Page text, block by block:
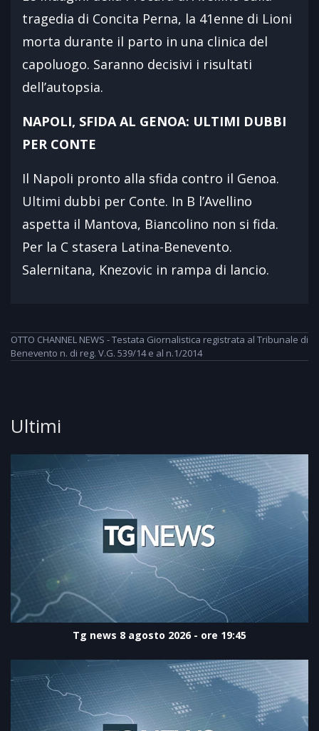
tragedia di Concita Perna, la 41enne di Lioni
morta durante il parto in una clinica del
capoluogo. Saranno decisivi i risultati
dell’autopsia.
NAPOLI, SFIDA AL GENOA: ULTIMI DUBBI
PER CONTE
Il Napoli pronto alla sfida contro il Genoa.
Ultimi dubbi per Conte. In B l’Avellino
aspetta il Mantova, Biancolino non si fida.
Per la C stasera Latina-Benevento.
Salernitana, Knezovic in rampa di lancio.
OTTO CHANNEL NEWS - Testata Giornalistica registrata al Tribunale di
Benevento n. di reg. V.G. 539/14 e al n.1/2014
Ultimi
Tg news 8 agosto 2026 - ore 19:45